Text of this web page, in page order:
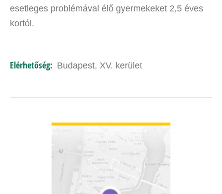
esetleges problémával élő gyermekeket 2,5 éves
kortól.
Elérhetőség: Budapest, XV. kerület